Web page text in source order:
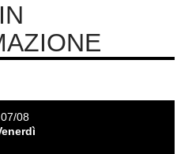
07/08